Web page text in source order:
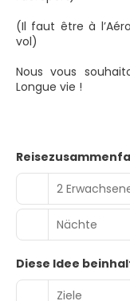
(Il faut être à
vol)
Nous vous
Longue vie !
2
Nächte
Diese Idee
Ziele